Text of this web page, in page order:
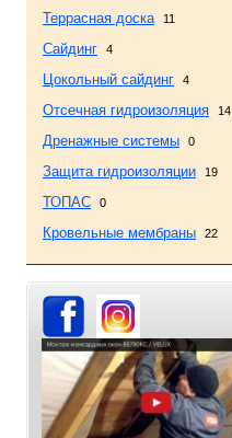
Террасная доска 11
Сайдинг 4
Цокольный сайдинг 4
Отсечная гидроизоляция 14
Дренажные системы 0
Защита гидроизоляции 19
ТОПАС 0
Кровельные мембраны 22